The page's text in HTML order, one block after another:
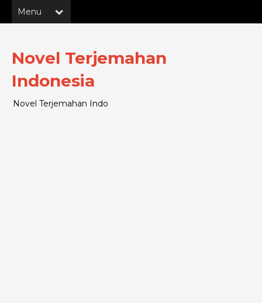
Novel Terjemahan
Indonesia
Novel Terjemahan Indo